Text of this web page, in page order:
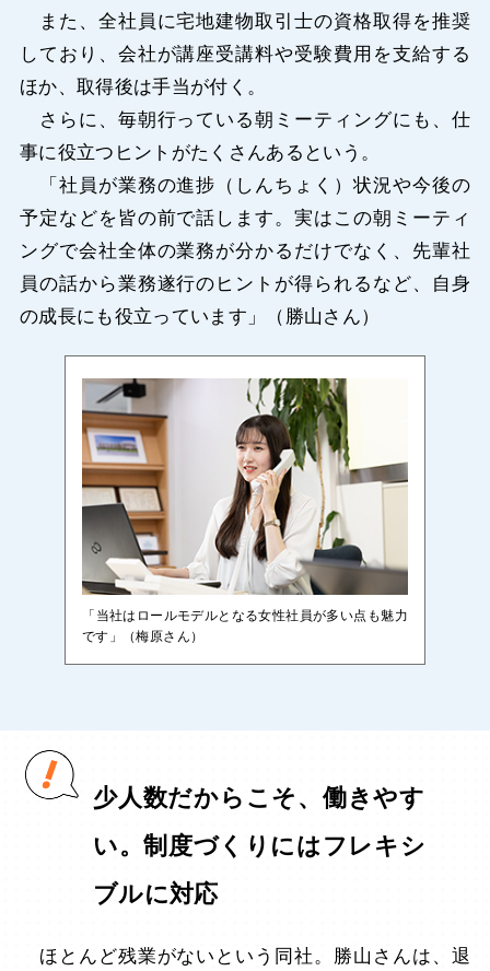
また、全社員に宅地建物取引士の資格取得を推奨
しており、会社が講座受講料や受験費用を支給する
ほか、取得後は手当が付く。
さらに、毎朝行っている朝ミーティングにも、仕
事に役立つヒントがたくさんあるという。
「社員が業務の進捗（しんちょく）状況や今後の
予定などを皆の前で話します。実はこの朝ミーティ
ングで会社全体の業務が分かるだけでなく、先輩社
員の話から業務遂行のヒントが得られるなど、自身
の成長にも役立っています」（勝山さん）
「当社はロールモデルとなる女性社員が多い点も魅力
です」（梅原さん）
少人数だからこそ、働きやす
い。制度づくりにはフレキシ
ブルに対応
ほとんど残業がないという同社。勝山さんは、退